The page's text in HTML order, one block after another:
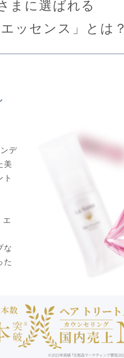
まに選ばれる
エッセンス」とは？
デ
美
ト
エ
な
た